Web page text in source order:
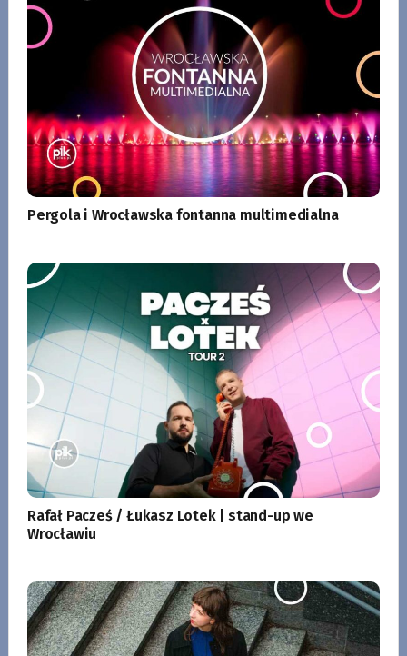
Pergola i Wrocławska fontanna multimedialna
Rafał Pacześ / Łukasz Lotek | stand-up we
Wrocławiu